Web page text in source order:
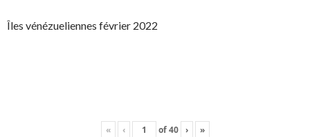
Îles vénézueliennes février 2022
« ‹ of40 › »